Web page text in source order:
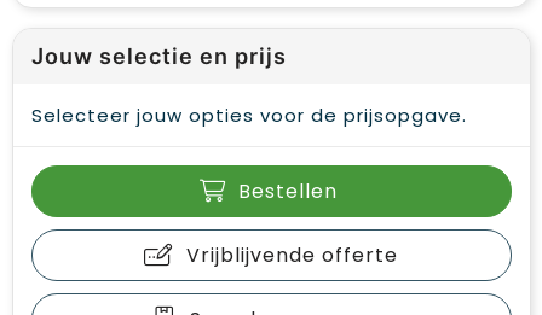
Jouw selectie en prijs
Selecteer jouw opties voor de prijsopgave.
Bestellen
Vrijblijvende offerte